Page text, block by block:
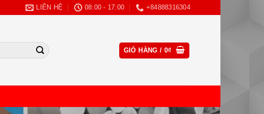
LIÊN HỆ 08:00 - 17:00 +84888316304
GIỎ HÀNG / 0₫
THIS